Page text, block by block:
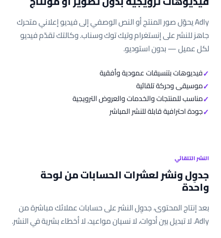
Adly يحوّل صور المنتج أو النص الوصفي إلى فيديو إعلاني متحرك
جاهز للنشر على إنستغرام وتيك توك وسناب. وكالتك تقدّم فيديو
لكل عميل — بدون استوديو.
فيديوهات بتنسيقات عمودية وأفقية
موسيقى وحركة تلقائية
مناسب للمنتجات والخدمات والعروض الترويجية
جودة احترافية قابلة للنشر المباشر
النشر التلقائي
جدوِل ونشر لعشرات الحسابات من لوحة
واحدة
بعد إنتاج المحتوى، جدوِل النشر على حسابات عملائك مباشرة من
Adly. لا تبديل بين أدوات، لا نسيان مواعيد، لا أخطاء بشرية في النشر.